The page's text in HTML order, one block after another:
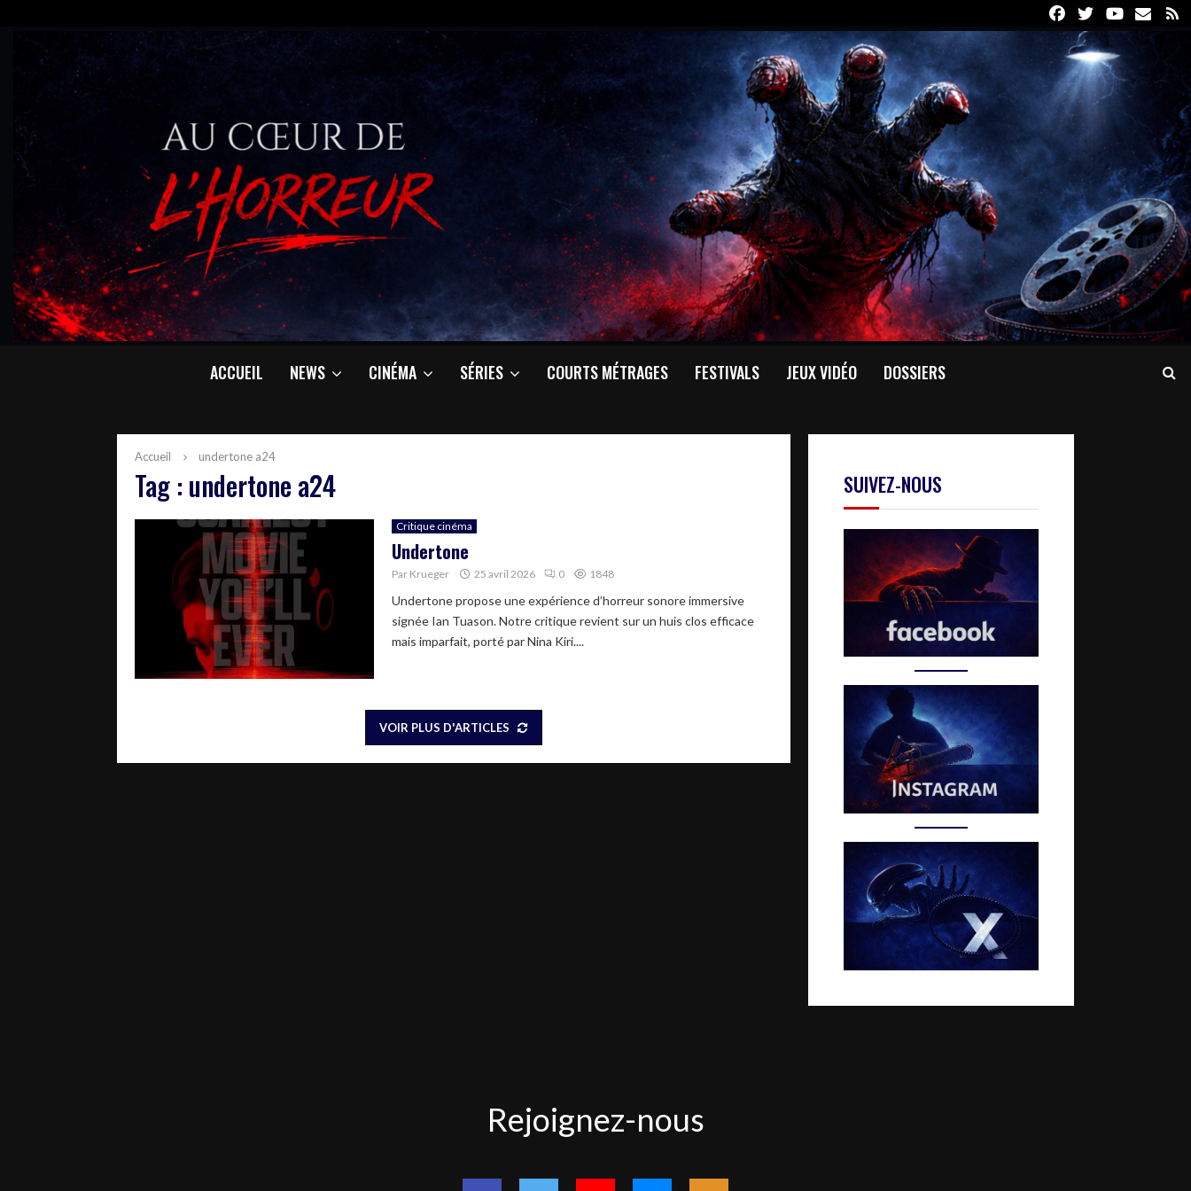
FacebookTwitterYoutube
Email
ACCUEIL NEWS CINÉMA SÉRIES COURTS MÉTRAGES FESTIVALS JEUX VIDÉO DOSSIERS
Accueil undertone a24
Tag : undertone a24
Critique cinéma
Undertone
Par Krueger 25 avril 2026 0 1848
Undertone propose une expérience d’horreur sonore immersive
signée Ian Tuason. Notre critique revient sur un huis clos efficace
mais imparfait, porté par Nina Kiri....
VOIR PLUS D'ARTICLES
SUIVEZ-NOUS
nous
Rejoignez-nous